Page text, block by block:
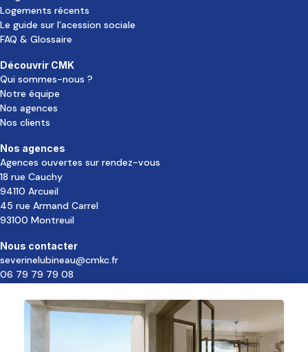
Logements récents
Le guide sur l’acession sociale
FAQ & Glossaire
Découvrir CMK
Qui sommes-nous ?
Notre équipe
Nos agences
Nos clients
Nos agences
Agences ouvertes sur rendez-vous
18 rue Cauchy
94110 Arcueil
45 rue Armand Carrel
93100 Montreuil
Nous contacter
severinelubineau@cmkc.fr
06 79 79 79 08
Nos réseaux